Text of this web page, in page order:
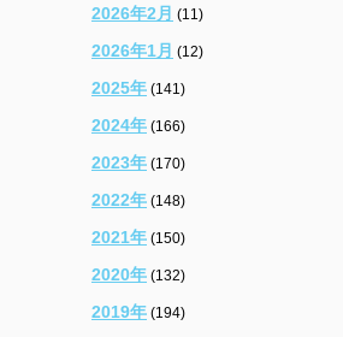
2026年2月 (11)
2026年1月 (12)
2025年 (141)
2024年 (166)
2023年 (170)
2022年 (148)
2021年 (150)
2020年 (132)
2019年 (194)